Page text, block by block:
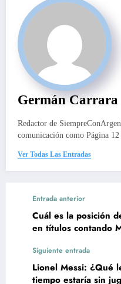
Germán Carrara
Redactor de
comunicación como Página
Ver Todas Las Entradas
Entrada anterior
Cuál es la posición
en títulos contando
Siguiente entrada
Lionel Messi: ¿Qué
tiempo estaría sin